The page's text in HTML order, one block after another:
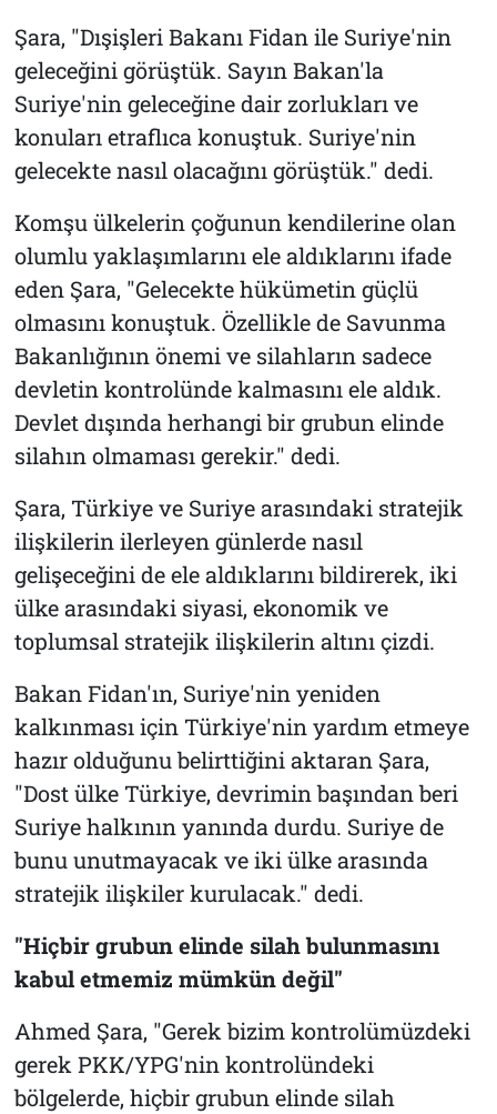
Şara, "Dışişleri Bakanı Fidan ile Suriye'nin
geleceğini görüştük. Sayın Bakan'la
Suriye'nin geleceğine dair zorlukları ve
konuları etraflıca konuştuk. Suriye'nin
gelecekte nasıl olacağını görüştük." dedi.
Komşu ülkelerin çoğunun kendilerine olan
olumlu yaklaşımlarını ele aldıklarını ifade
eden Şara, "Gelecekte hükümetin güçlü
olmasını konuştuk. Özellikle de Savunma
Bakanlığının önemi ve silahların sadece
devletin kontrolünde kalmasını ele aldık.
Devlet dışında herhangi bir grubun elinde
silahın olmaması gerekir." dedi.
Şara, Türkiye ve Suriye arasındaki stratejik
ilişkilerin ilerleyen günlerde nasıl
gelişeceğini de ele aldıklarını bildirerek, iki
ülke arasındaki siyasi, ekonomik ve
toplumsal stratejik ilişkilerin altını çizdi.
Bakan Fidan'ın, Suriye'nin yeniden
kalkınması için Türkiye'nin yardım etmeye
hazır olduğunu belirttiğini aktaran Şara,
"Dost ülke Türkiye, devrimin başından beri
Suriye halkının yanında durdu. Suriye de
bunu unutmayacak ve iki ülke arasında
stratejik ilişkiler kurulacak." dedi.
"Hiçbir grubun elinde silah bulunmasını
kabul etmemiz mümkün değil"
Ahmed Şara, "Gerek bizim kontrolümüzdeki
gerek PKK/YPG'nin kontrolündeki
bölgelerde, hiçbir grubun elinde silah